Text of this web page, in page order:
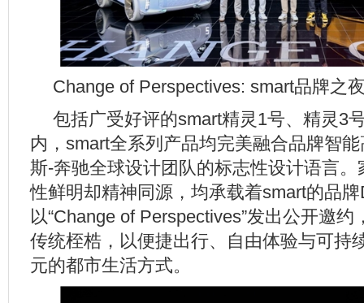
Change of Perspectives: smart品牌之
包括广受好评的smart精灵1号、精灵3
内，smart全系列产品均完美融合品牌智
斯-奔驰全球设计团队的标志性设计语言
性鲜明却精神同源，均承载着smart的品
以“Change of Perspectives”发出公开邀
传统桎梏，以便捷出行、自由体验与可持
元的都市生活方式。